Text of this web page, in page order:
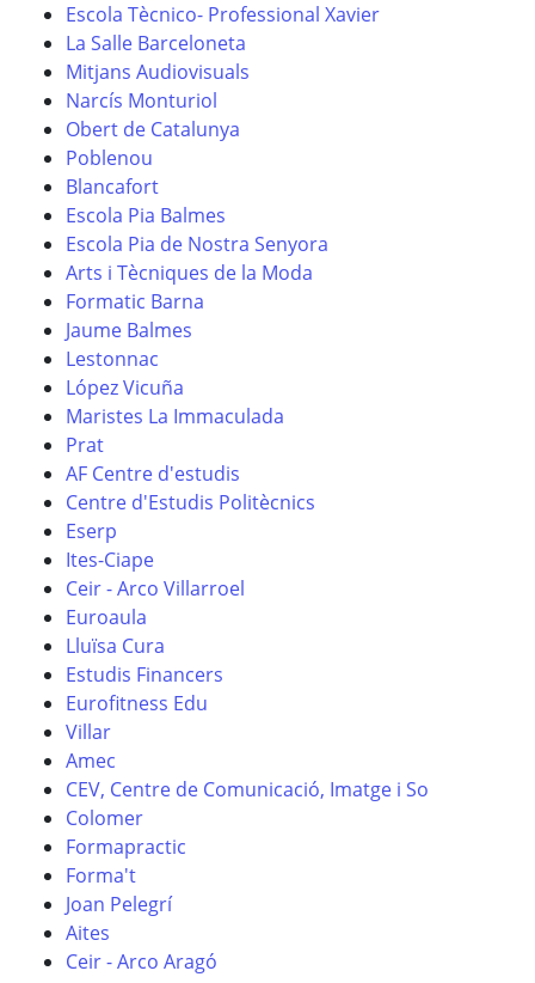
Escola Tècnico- Professional Xavier
La Salle Barceloneta
Mitjans Audiovisuals
Narcís Monturiol
Obert de Catalunya
Poblenou
Blancafort
Escola Pia Balmes
Escola Pia de Nostra Senyora
Arts i Tècniques de la Moda
Formatic Barna
Jaume Balmes
Lestonnac
López Vicuña
Maristes La Immaculada
Prat
AF Centre d'estudis
Centre d'Estudis Politècnics
Eserp
Ites-Ciape
Ceir - Arco Villarroel
Euroaula
Lluïsa Cura
Estudis Financers
Eurofitness Edu
Villar
Amec
CEV, Centre de Comunicació, Imatge i So
Colomer
Formapractic
Forma't
Joan Pelegrí
Aites
Ceir - Arco Aragó